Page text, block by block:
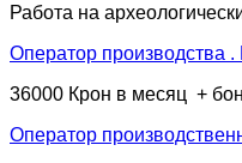
Работа на
Оператор производства
36000 Крон в месяц +
Оператор